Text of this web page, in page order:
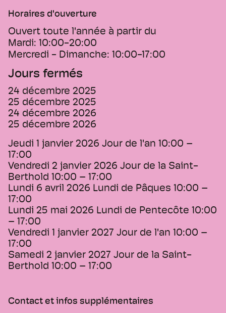
Horaires d'ouverture
Ouvert toute l'année à partir du
Mardi: 10:00-20:00
Mercredi - Dimanche: 10:00-17:00
Jours fermés
24 décembre 2025
25 décembre 2025
24 décembre 2026
25 décembre 2026
Jeudi 1 janvier 2026 Jour de l'an 10:00 –
17:00
Vendredi 2 janvier 2026 Jour de la Saint-
Berthold 10:00 – 17:00
Lundi 6 avril 2026 Lundi de Pâques 10:00 –
17:00
Lundi 25 mai 2026 Lundi de Pentecôte 10:00
– 17:00
Vendredi 1 janvier 2027 Jour de l'an 10:00 –
17:00
Samedi 2 janvier 2027 Jour de la Saint-
Berthold 10:00 – 17:00
Contact et infos supplémentaires